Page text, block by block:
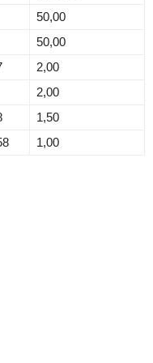
50,00
50,00
2,00
2,00
1,50
1,00